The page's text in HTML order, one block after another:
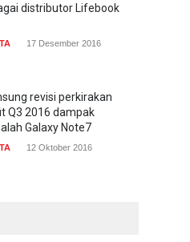
distributor Lifebook
17 Desember 2016
revisi perkirakan
Q3 2016 dampak
Galaxy Note7
12 Oktober 2016